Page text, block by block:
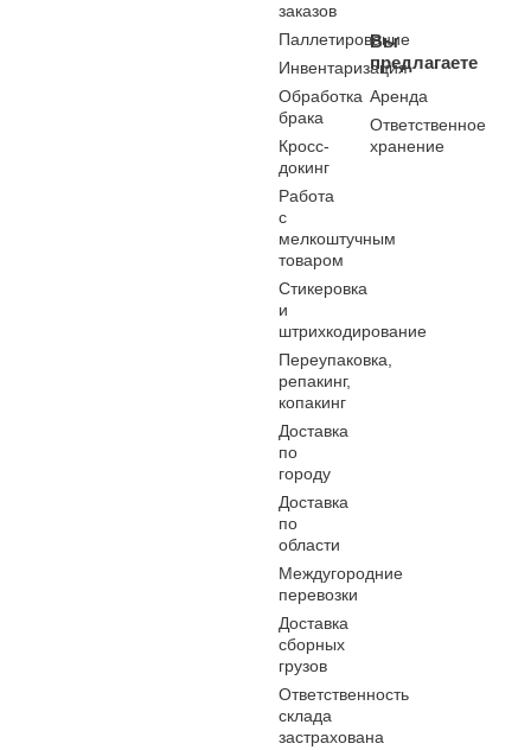
заказов
Паллетирование
Инвентаризация
Обработка
брака
Кросс-
докинг
Работа
с
мелкоштучным
товаром
Стикеровка
и
штрихкодирование
Переупаковка,
репакинг,
копакинг
Доставка
по
городу
Доставка
по
области
Междугородние
перевозки
Доставка
сборных
грузов
Ответственность
склада
застрахована
Вы
предлагаете
Аренда
Ответственное
хранение